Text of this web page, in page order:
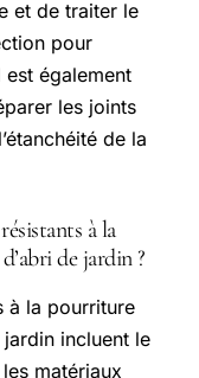
et de traiter le
pour
également
les joints
de la
à la
de jardin ?
à la pourriture
incluent le
matériaux